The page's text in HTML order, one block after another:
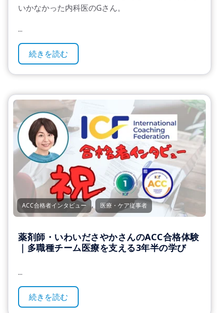
いかなかった内科医のGさん。
...
続きを読む
ACC合格者インタビュー , 医療・ケア従事者
薬剤師・いわいださやかさんのACC合格体験
｜多職種チーム医療を支える3年半の学び
...
続きを読む